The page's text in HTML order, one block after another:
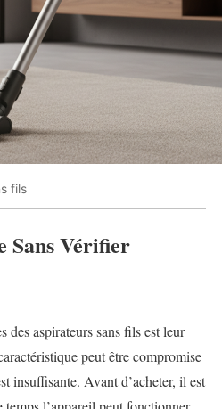
fils
Sans Vérifier
des aspirateurs sans fils est leur
peut être compromise
insuffisante. Avant d’acheter, il est